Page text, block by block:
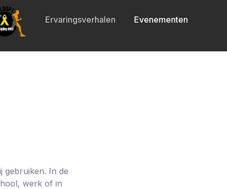
Ervaringsverhalen Evenementen
gebruiken. In de
werk of in